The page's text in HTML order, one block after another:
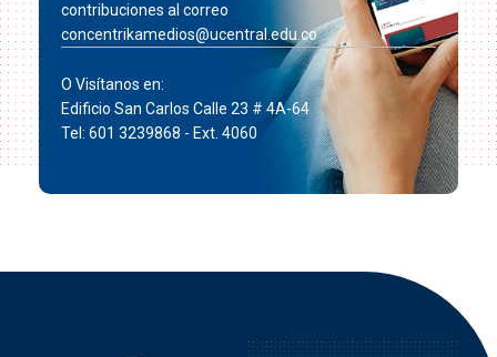
contribuciones al correo
concentrikamedios@ucentral.edu.co
O Visítanos en:
Edificio San Carlos Calle 23 # 4A-64
Tel: 601 3239868 - Ext. 4060